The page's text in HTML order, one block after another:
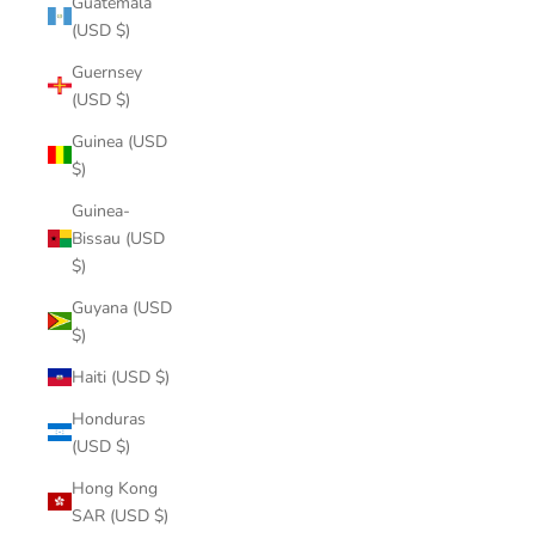
(USD $)
Guernsey
(USD $)
Guinea (USD
$)
Guinea-
Bissau (USD
$)
Guyana (USD
$)
Haiti (USD $)
Honduras
(USD $)
Hong Kong
SAR (USD $)